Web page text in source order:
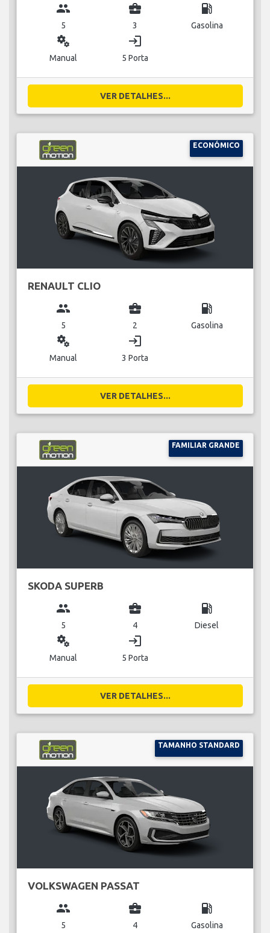
group
5
business_center
3
local_gas_station
Gasolina
miscellaneous_services
Manual
login
5 Porta
VER DETALHES...
ECONÓMICO
RENAULT CLIO
group
5
business_center
2
local_gas_station
Gasolina
miscellaneous_services
Manual
login
3 Porta
VER DETALHES...
FAMILIAR GRANDE
SKODA SUPERB
group
5
business_center
4
local_gas_station
Diesel
miscellaneous_services
Manual
login
5 Porta
VER DETALHES...
TAMANHO STANDARD
VOLKSWAGEN PASSAT
group
5
business_center
4
local_gas_station
Gasolina